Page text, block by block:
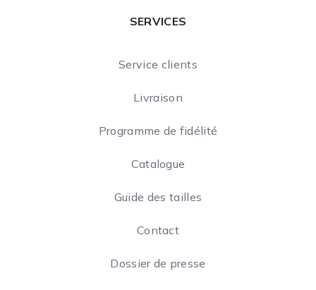
SERVICES
Service clients
Livraison
Programme de fidélité
Catalogue
Guide des tailles
Contact
Dossier de presse